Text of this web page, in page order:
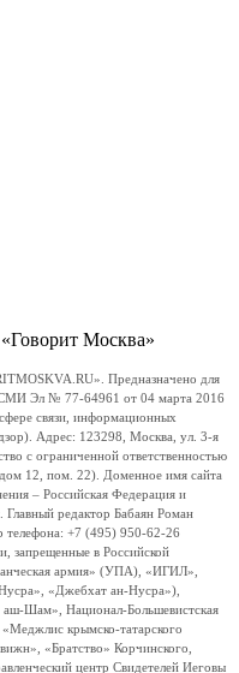
Москва»
Предназначено для
СМИ Эл № 77-64961 от 04 марта 2016
связи, информационных
Адрес: 123298, Москва, ул. 3-я
с ограниченной ответственностью
12, пом. 22). Доменное имя сайта
– Российская Федерация и
Главный редактор Бабаян Роман
+7 (495) 950-62-26
запрещенные в Российской
армия» (УПА), «ИГИЛ»,
«Джебхат ан-Нусра»),
аш-Шам», Национал-Большевистская
крымско-татарского
«Братство» Корчинского,
центр Свидетелей Иеговы